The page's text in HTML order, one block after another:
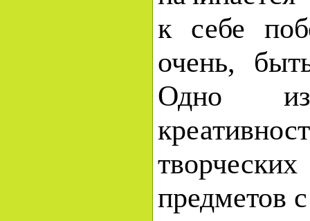
к себе
очень,
Одно из
предметов